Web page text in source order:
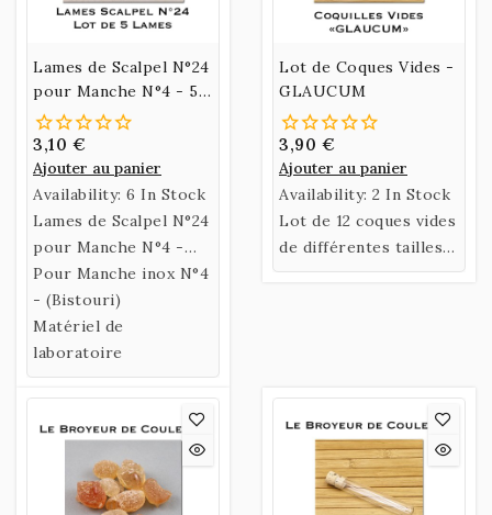
Lames de Scalpel N°24
pour Manche N°4 - 5
Lames
3,10 €
Ajouter au panier
Availability: 6 In Stock
Lames de Scalpel N°24
pour Manche N°4 -
Lot de 5 Lames
Pour Manche inox N°4
- (Bistouri)
Matériel de
laboratoire
Lot de Coques Vides -
GLAUCUM
3,90 €
Ajouter au panier
Availability: 2 In Stock
Lot de 12 coques vides
de différentes tailles -
Petites